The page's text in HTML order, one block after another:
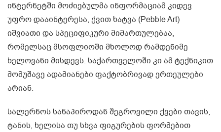
ინტერნეტში მოძიებულმა ინფორმაციამ კიდევ
უფრო დააინტერესა, ქვით ხატვა (Pebble Art)
იშვიათი და სპეციფიკური მიმართულებაა,
რომელსაც მსოფლიოში მხოლოდ რამდენიმე
ხელოვანი მისდევს. საქართველოში კი ამ ტექნიკით
მომუშავე ადამიანები ფაქტობრივად ერთეულები
არიან.
სალერნოს სანაპიროდან შეგროვილი ქვები თავის,
ტანის, ხელისა თუ სხვა ფიგურების ფორმებით